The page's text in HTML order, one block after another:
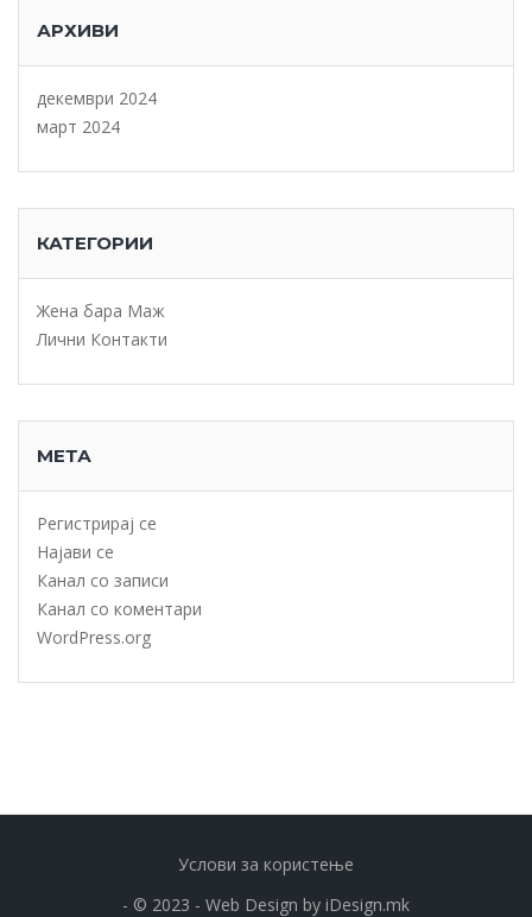
АРХИВИ
декември 2024
март 2024
КАТЕГОРИИ
Жена бара Маж
Лични Контакти
МЕТА
Регистрирај се
Најави се
Канал со записи
Канал со коментари
WordPress.org
Услови за користење
- © 2023 - Web Design by iDesign.mk